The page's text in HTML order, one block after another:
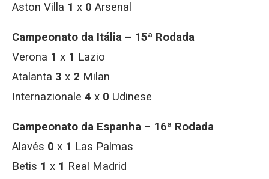
Aston Villa 1 x 0 Arsenal
Campeonato da Itália – 15ª Rodada
Verona 1 x 1 Lazio
Atalanta 3 x 2 Milan
Internazionale 4 x 0 Udinese
Campeonato da Espanha – 16ª Rodada
Alavés 0 x 1 Las Palmas
Betis 1 x 1 Real Madrid